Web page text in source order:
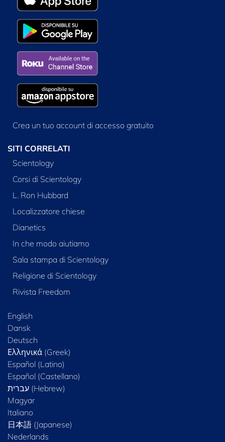
Crea un tuo account di accesso gratuito
SITI CORRELATI
Scientology
Corsi di Scientology
L. Ron Hubbard
Localizzatore chiese
Dianetics
In che modo aiutiamo
Sala stampa di Scientology
Religione di Scientology
Rivista Freedom
English
Dansk
Deutsch
Ελληνικά (Greek)
Español (Latino)
Español (Castellano)
Magyar
Italiano
日本語 (Japanese)
Nederlands